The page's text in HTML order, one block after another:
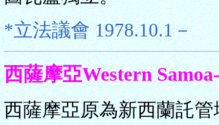
*立法議會 1978.10.1－
西薩摩亞Western
西薩摩亞原為新西蘭託